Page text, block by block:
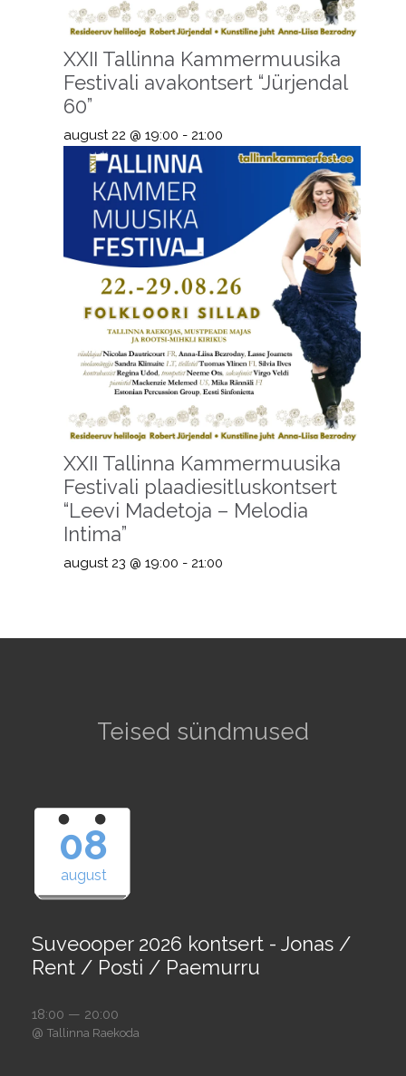
XXII Tallinna Kammermuusika
Festivali avakontsert “Jürjendal
60”
august 22 @ 19:00 - 21:00
XXII Tallinna Kammermuusika
Festivali plaadiesitluskontsert
“Leevi Madetoja – Melodia
Intima”
august 23 @ 19:00 - 21:00
Teised sündmused
08
august
Suveooper 2026 kontsert - Jonas /
Rent / Posti / Paemurru
18:00 — 20:00
@ Tallinna Raekoda